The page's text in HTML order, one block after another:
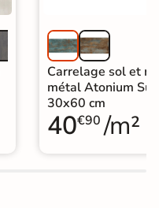
Carrelage sol et
métal Atonium
30x60 cm
40€90 /m²